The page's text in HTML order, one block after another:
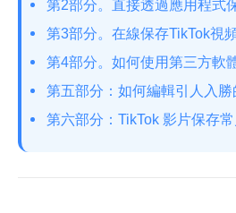
第2部分。直接透過應用程式
第3部分。在線保存TikTok視
第4部分。如何使用第三方軟
第五部分：如何編輯引人入勝
第六部分：TikTok 影片保存